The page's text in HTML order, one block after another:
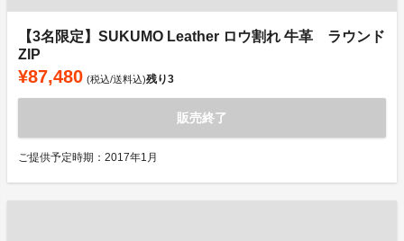
【3名限定】SUKUMO Leather ロウ割れ 牛革 ラウンド
ZIP
¥87,480 (税込/送料込)残り3
販売終了
ご提供予定時期：2017年1月